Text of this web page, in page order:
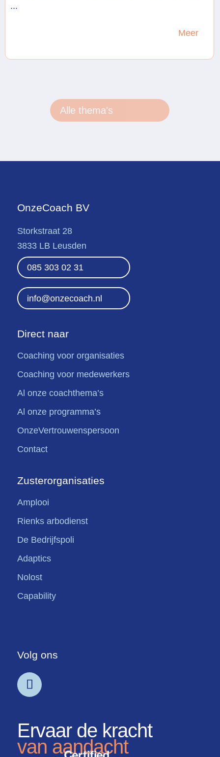
...
Meer
Alle thema's
OnzeCoach BV
Storkstraat 28
3833 LB Leusden
085 303 02 31
info@onzecoach.nl
Direct naar
Coaching voor organisaties
Coaching voor medewerkers
Al onze coachthema’s
Al onze programma’s
OnzeVertrouwenspersoon
Contact
Zusterorganisaties
Amplooi
Rienks arbodienst
De Bedrijfspoli
Adaptics
Nolost
Capability
Volg ons
Ervaar de kracht
van aandacht